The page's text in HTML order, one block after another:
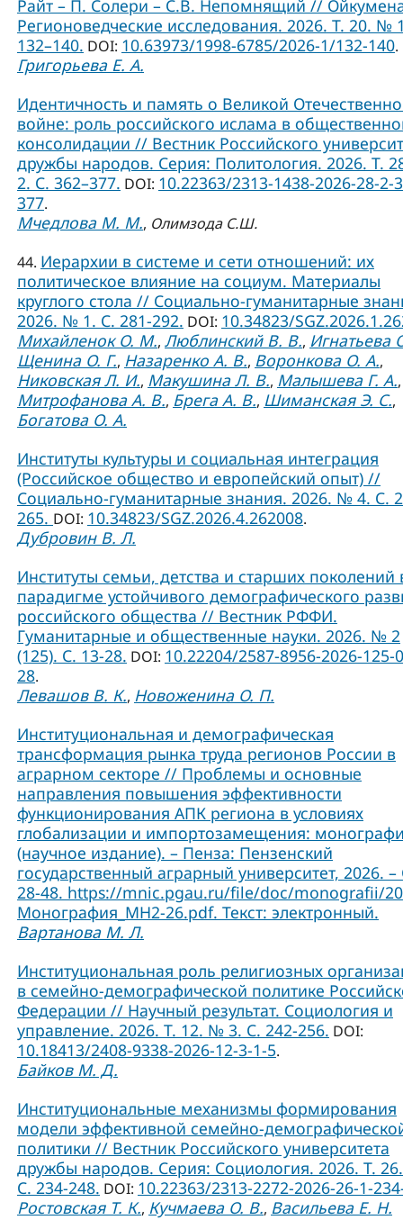
Райт – П. Солери – С.В. Непомнящий //
Регионоведческие исследования. 2026. Т. 20. №
132–140. DOI: 10.63973/1998-6785/2026-1/132-140.
Григорьева Е. А.
Идентичность и память о Великой
войне: роль российского ислама в
консолидации // Вестник Российского
дружбы народов. Серия: Политология. 2026. Т.
2. С. 362–377. DOI: 10.22363/2313-1438-2026-28-2-
377.
Мчедлова М. М., Олимзода С.Ш.
44. Иерархии в системе и сети отношений: их
политическое влияние на социум. Материалы
круглого стола // Социально-гуманитарные
2026. № 1. С. 281-292. DOI: 10.34823/
Михайленок О. М., Люблинский В. В., Игнатьева
Щенина О. Г., Назаренко А. В., Воронкова О. А.,
Никовская Л. И., Макушина Л. В., Малышева Г. А.,
Митрофанова А. В., Брега А. В., Шиманская Э. С.,
Богатова О. А.
Институты культуры и социальная интеграция
(Российское общество и европейский опыт) //
Социально-гуманитарные знания. 2026. № 4. С.
265. DOI: 10.34823/SGZ.2026.4.262008.
Дубровин В. Л.
Институты семьи, детства и старших поколений
парадигме устойчивого демографического
российского общества // Вестник РФФИ.
Гуманитарные и общественные науки. 2026. № 2
(125). С. 13-28. DOI: 10.22204/2587-8956-2026-125-
28.
Левашов В. К., Новоженина О. П.
Институциональная и демографическая
трансформация рынка труда регионов России в
аграрном секторе // Проблемы и основные
направления повышения эффективности
функционирования АПК региона в условиях
глобализации и импортозамещения:
(научное издание). – Пенза: Пензенский
государственный аграрный университет, 2026. –
28-48. https://mnic.pgau.ru/file/doc/monografii/
Монография_МН2-26.pdf. Текст: электронный.
Вартанова М. Л.
Институциональная роль религиозных
в семейно-демографической политике
Федерации // Научный результат. Социология и
управление. 2026. Т. 12. № 3. С. 242-256. DOI:
10.18413/2408-9338-2026-12-3-1-5.
Байков М. Д.
Институциональные механизмы формирования
модели эффективной семейно-
политики // Вестник Российского университета
дружбы народов. Серия: Социология. 2026. Т.
C. 234-248. DOI: 10.22363/2313-2272-2026-26-1-
Ростовская Т. К., Кучмаева О. В., Васильева Е. Н.